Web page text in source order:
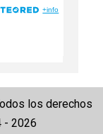
los derechos
- 2026